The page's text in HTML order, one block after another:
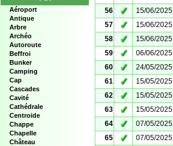
Aéroport
Antique
Arbre
Archéo
Autoroute
Beffroi
Bunker
Camping
Cap
Cascades
Cavité
Cathédrale
Centroide
Chappe
Chapelle
Château
56
✓ 15/06/2025
57
✓ 15/06/2025
58
✓ 15/06/2025
59
✓ 06/06/2025
60
✓ 24/05/2025
61
✓ 15/05/2025
62
✓ 15/05/2025
63
✓ 15/05/2025
64
✓ 07/05/2025
65
✓ 07/05/2025